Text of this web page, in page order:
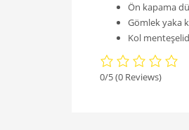
Ön kapama
Gömlek yaka
Kol
0/5(0 Reviews)